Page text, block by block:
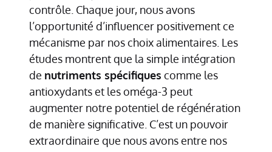
contrôle. Chaque jour, nous avons
l’opportunité d’influencer positivement ce
mécanisme par nos choix alimentaires. Les
études montrent que la simple intégration
de nutriments spécifiques comme les
antioxydants et les oméga-3 peut
augmenter notre potentiel de régénération
de manière significative. C’est un pouvoir
extraordinaire que nous avons entre nos